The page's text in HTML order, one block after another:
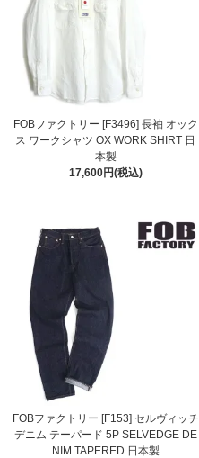
FOBファクトリー [F3496] 長袖 オック
ス ワークシャツ OX WORK SHIRT 日
本製
17,600円(税込)
FOBファクトリー [F153] セルヴィッチ
デニム テーパード 5P SELVEDGE DE
NIM TAPERED 日本製